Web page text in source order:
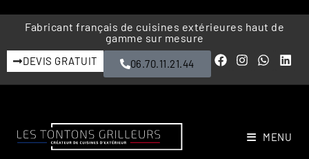
Fabricant français de cuisines extérieures haut de
gamme sur mesure
DEVIS GRATUIT 06.70.11.21.44
MENU